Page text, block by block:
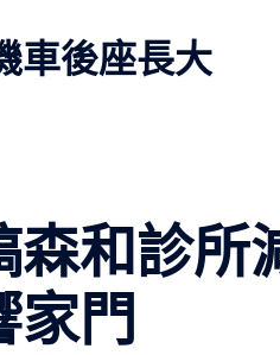
車後座長大
森和診所
家門